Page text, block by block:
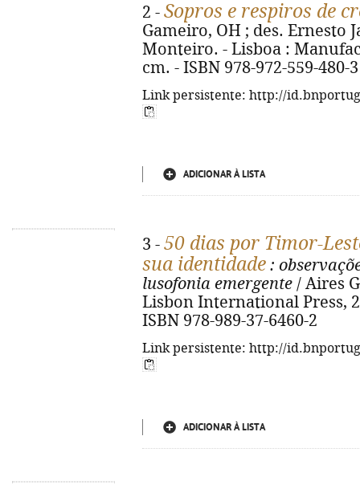
2 - Sopros e respiros de
Gameiro, OH ; des. Ernesto
Monteiro. - Lisboa :
cm. - ISBN 978-972-559-480-3
Link persistente: http://
ADICIONAR À LISTA
3 - 50 dias por Timor-
sua identidade :
lusofonia emergente / Aires
Lisbon International Press,
ISBN 978-989-37-6460-2
Link persistente: http://
ADICIONAR À LISTA